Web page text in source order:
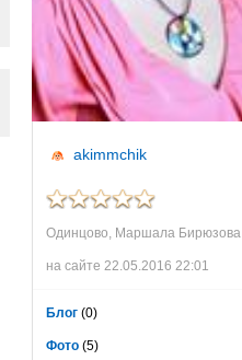
akimmchik
Одинцово, Маршала Бирюзова
на сайте 22.05.2016 22:01
Блог (0)
Фото (5)